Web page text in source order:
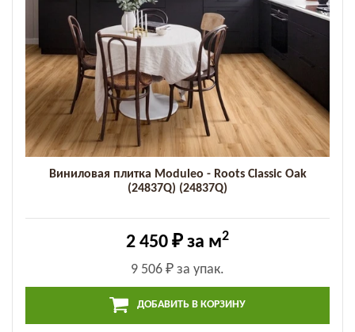
Виниловая плитка Moduleo - Roots Classic Oak
(24837Q) (24837Q)
2 450 ₽ за м2
9 506 ₽ за упак.
ДОБАВИТЬ В КОРЗИНУ